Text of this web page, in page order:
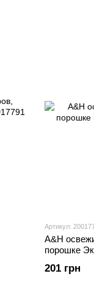
Артикул:
A&H
порошке
201 грн